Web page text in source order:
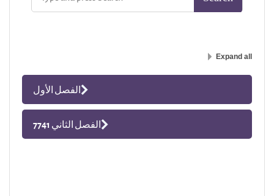
Expand all
الفصل الأول
الفصل الثاني 7741